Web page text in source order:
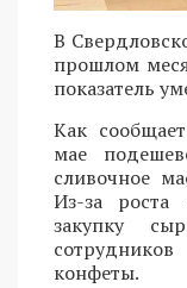
В
прошлом
показатель
Как
мае
сливочное
Из-за роста
закупку
конфеты.